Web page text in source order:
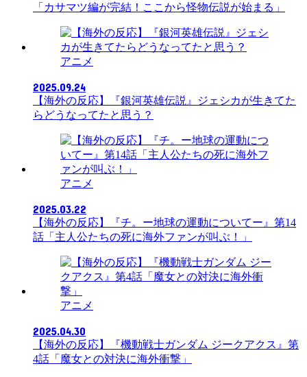
「カサマツ編が完結！ここから怪物伝説が始まる」
アニメ
2025.09.24
【海外の反応】『銀河英雄伝説』ジェシカが生きてた
らどうなってたと思う？
アニメ
2025.03.22
【海外の反応】『チ。ー地球の運動についてー』第14
話「主人公たちの死に海外ファンが叫ぶ！」
アニメ
2025.04.30
【海外の反応】『機動戦士ガンダム ジークアクス』第
4話「魔女との対決に海外衝撃」